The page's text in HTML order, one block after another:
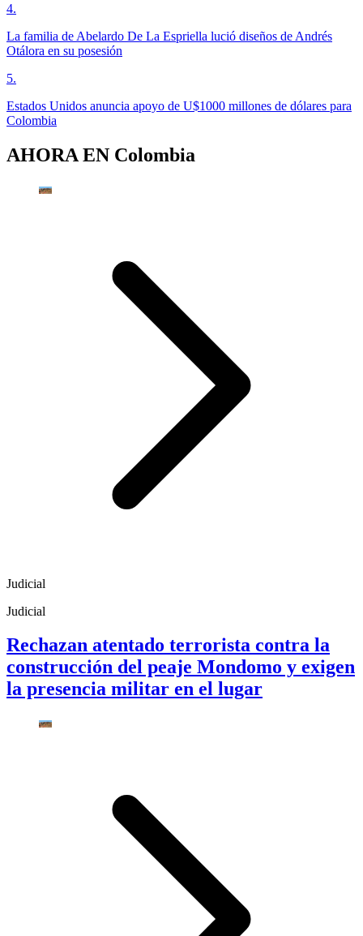
4.
La familia de Abelardo De La Espriella lució diseños de Andrés
Otálora en su posesión
5.
Estados Unidos anuncia apoyo de U$1000 millones de dólares para
Colombia
AHORA EN Colombia
Judicial
Judicial
Rechazan atentado terrorista contra la
construcción del peaje Mondomo y exigen
la presencia militar en el lugar